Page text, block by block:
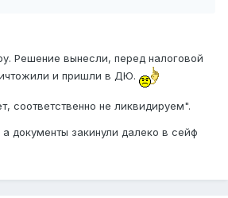
Решение вынесли, перед налоговой
и пришли в ДЮ.
соответственно не ликвидируем".
документы закинули далеко в сейф